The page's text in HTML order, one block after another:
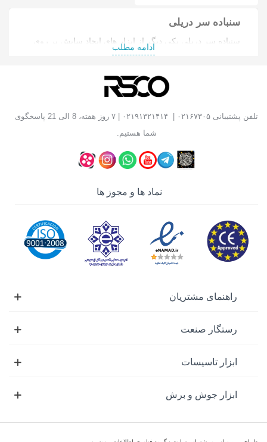
سنباده سر دریلی
سنباده سر دریلی یکی دیگر از ابزار های ایجاد سایش بر روی
انواع سنباده سر دریلی
سنباده های سر دریلی دارای اشکال متفاوتی بوده که هر کدام
نسبت به دانه بندی و سایز، کارایی مخصوص به خود را دارند.
ساخت سنباده سر دریلی
برای ساخت سنباده های سر دریلی بستگی به تعداد دور دریل و
کم از تولید منصرف شده و مدل آماده این محصول را خرید
صفحه سنباده سر دریلی
صفحه های سنباده ی سر دریلی در چند مدل مختلف
طراحی و تولید شده است که هر کدام از آن ها کاربرد
سنباده سر دریلی بشقابی
قیمت سنباده سر دریلی
دریافت لیست قیمت سنباده سر دریلی می توانید علاوه
ادامه مطلب
تلفن پشتیبانی ۰۲۱۶۷۳۰۵
| ۷ روز هفته، 8 الی 21 پاسخگوی
شما هستیم.
نماد ها و مجوز ها
راهنمای مشتریان
رستگار صنعت
ابزار تاسیسات
ابزار جوش و برش